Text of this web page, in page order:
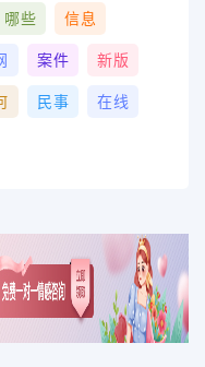
哪些 信息
案件 新版
民事 在线